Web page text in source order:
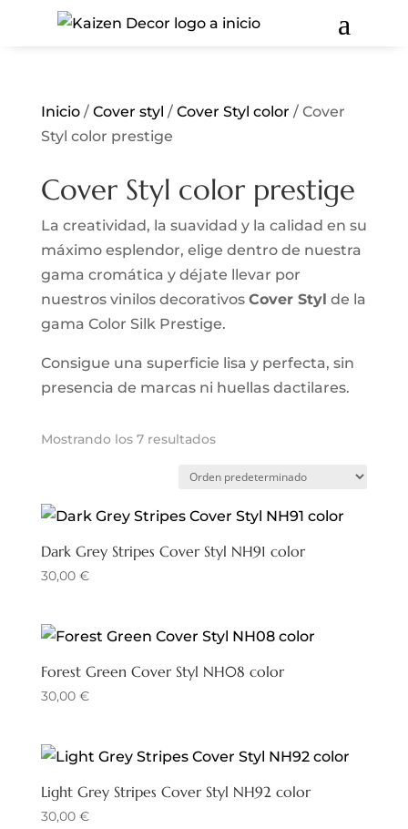
a
Inicio/ Cover styl / Cover Styl color / Cover
Styl color prestige
Cover Styl color prestige
La creatividad, la suavidad y la calidad en su
máximo esplendor, elige dentro de nuestra
gama cromática y déjate llevar por
nuestros vinilos decorativos Cover Styl de la
gama Color Silk Prestige.
Consigue una superficie lisa y perfecta, sin
presencia de marcas ni huellas dactilares.
Mostrando los 7 resultados
Dark Grey Stripes Cover Styl NH91 color
30,00 €
Forest Green Cover Styl NH08 color
30,00 €
Light Grey Stripes Cover Styl NH92 color
30,00 €